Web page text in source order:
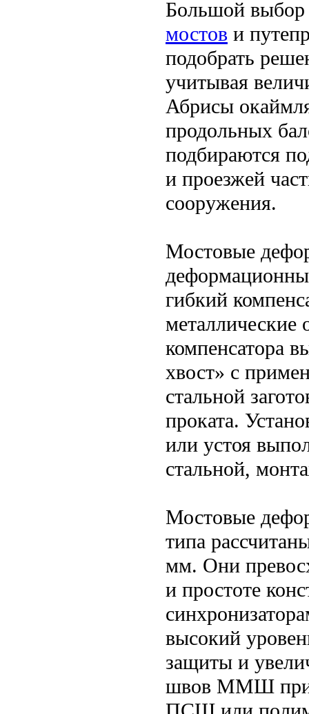
Большой
мостов и
подобрать
учитывая
Абрисы
продольных
подбираются
и проезжей
сооружения.
Мостовые
гибкий
металлические
компенсатора
хвост» с
стальной
проката.
или устоя
стальной,
Мостовые
типа
мм. Они
и простоте
высокий
защиты и
швов ММШ